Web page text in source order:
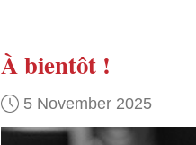
À bientôt !
5 November 2025